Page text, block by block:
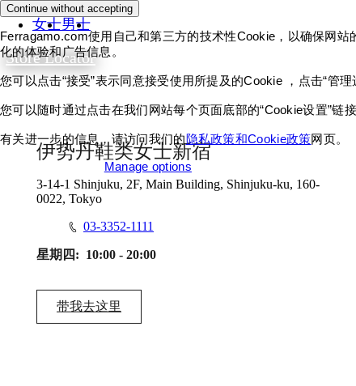
女士男士
Store Locator
伊势丹鞋类女士新宿
3-14-1 Shinjuku, 2F, Main Building, Shinjuku-ku, 160-
0022, Tokyo
03-3352-1111
星期四: 10:00 - 20:00
带我去这里
Continue without accepting
Ferragamo.com使用自己和第三方的技术性Cookie，以确保网
化的体验和广告信息。
您可以点击“接受”表示同意接受使用所提及的Cookie ，点击“管
您可以随时通过点击在我们网站每个页面底部的“Cookie设置”链
有关进一步的信息，请访问我们的隐私政策和Cookie政策网页。
Manage options